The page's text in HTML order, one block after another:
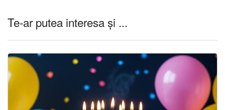
Te-ar putea interesa și ...